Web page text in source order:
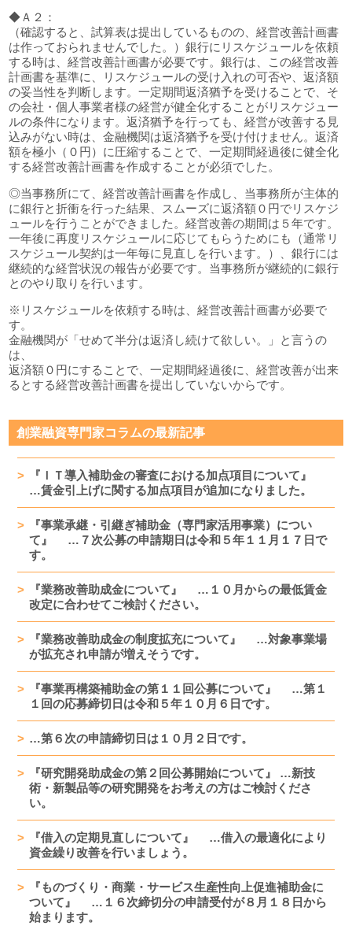
◆Ａ２：
（確認すると、試算表は提出しているものの、経営改善計画書
は作っておられませんでした。）銀行にリスケジュールを依頼
する時は、経営改善計画書が必要です。銀行は、この経営改善
計画書を基準に、リスケジュールの受け入れの可否や、返済額
の妥当性を判断します。一定期間返済猶予を受けることで、そ
の会社・個人事業者様の経営が健全化することがリスケジュー
ルの条件になります。返済猶予を行っても、経営が改善する見
込みがない時は、金融機関は返済猶予を受け付けません。返済
額を極小（０円）に圧縮することで、一定期間経過後に健全化
する経営改善計画書を作成することが必須でした。
◎当事務所にて、経営改善計画書を作成し、当事務所が主体的
に銀行と折衝を行った結果、スムーズに返済額０円でリスケジ
ュールを行うことができました。経営改善の期間は５年です。
一年後に再度リスケジュールに応じてもらうためにも（通常リ
スケジュール契約は一年毎に見直しを行います。）、銀行には
継続的な経営状況の報告が必要です。当事務所が継続的に銀行
とのやり取りを行います。
※リスケジュールを依頼する時は、経営改善計画書が必要で
す。
金融機関が「せめて半分は返済し続けて欲しい。」と言うの
は、
返済額０円にすることで、一定期間経過後に、経営改善が出来
るとする経営改善計画書を提出していないからです。
創業融資専門家コラムの最新記事
『ＩＴ導入補助金の審査における加点項目について』
…賃金引上げに関する加点項目が追加になりました。
『事業承継・引継ぎ補助金（専門家活用事業）につい
て』 …７次公募の申請期日は令和５年１１月１７日で
す。
『業務改善助成金について』 …１０月からの最低賃金
改定に合わせてご検討ください。
『業務改善助成金の制度拡充について』 …対象事業場
が拡充され申請が増えそうです。
『事業再構築補助金の第１１回公募について』 …第１
１回の応募締切日は令和５年１０月６日です。
…第６次の申請締切日は１０月２日です。
『研究開発助成金の第２回公募開始について』 …新技
術・新製品等の研究開発をお考えの方はご検討くださ
い。
『借入の定期見直しについて』 …借入の最適化により
資金繰り改善を行いましょう。
『ものづくり・商業・サービス生産性向上促進補助金に
ついて』 …１６次締切分の申請受付が８月１８日から
始まります。